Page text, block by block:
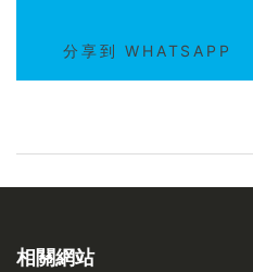
分享到 WHATSAPP
相關網站